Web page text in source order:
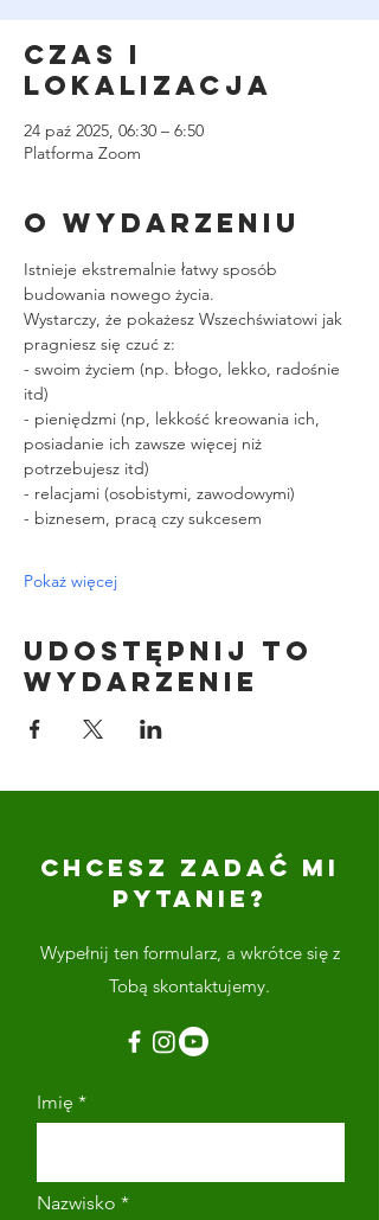
Czas i
lokalizacja
24 paź 2025, 06:30 – 6:50
Platforma Zoom
O wydarzeniu
Istnieje ekstremalnie łatwy sposób
budowania nowego życia.
Wystarczy, że pokażesz Wszechświatowi jak
pragniesz się czuć z:
- swoim życiem (np. błogo, lekko, radośnie
itd)
- pieniędzmi (np, lekkość kreowania ich,
posiadanie ich zawsze więcej niż
potrzebujesz itd)
- relacjami (osobistymi, zawodowymi)
- biznesem, pracą czy sukcesem
Pokaż więcej
Udostępnij to
wydarzenie
CHCESZ ZADAĆ MI
PYTANIE?
Wypełnij ten formularz, a wkrótce się z
Tobą skontaktujemy.
Imię
Nazwisko